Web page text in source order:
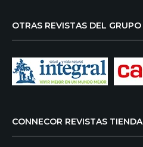
OTRAS REVISTAS DEL GRUPO
CONNECOR REVISTAS TIENDA